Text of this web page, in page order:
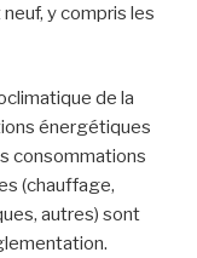
y compris les
de la
énergétiques
consommations
(chauffage,
autres) sont